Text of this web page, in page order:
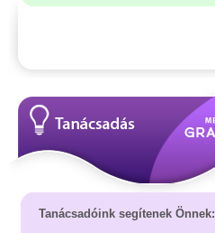
Tanácsadóink segítenek Önnek: